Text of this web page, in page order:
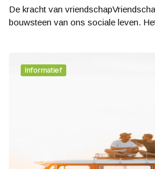
De kracht van
bouwsteen van ons sociale leven.
Informatief